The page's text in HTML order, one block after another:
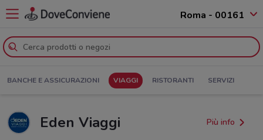
Roma - 00161
BANCHE E ASSICURAZIONI VIAGGI RISTORANTI SERVIZI
Eden Viaggi Più info